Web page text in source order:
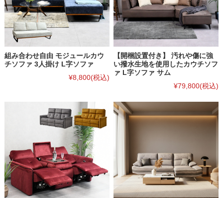
組み合わせ自由 モジュールカウ
チソファ 3人掛け L字ソファ
¥8,800(税込)
【開梱設置付き】 汚れや傷に強
い撥水生地を使用したカウチソフ
ァ L字ソファ サム
¥79,800(税込)